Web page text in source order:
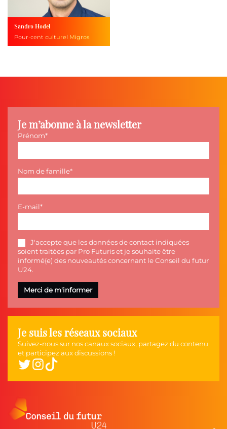
Sandro Hodel
Pour-cent culturel Migros
Je m’abonne à la newsletter
Prénom
Nom de famille
E-mail
J'accepte que les données de contact indiquées
soient traitées par Pro Futuris et je souhaite être
informé(e) des nouveautés concernant le Conseil du futur
U24.
Je suis les réseaux sociaux
Suivez-nous sur nos canaux sociaux, partagez du contenu
et participez aux discussions !